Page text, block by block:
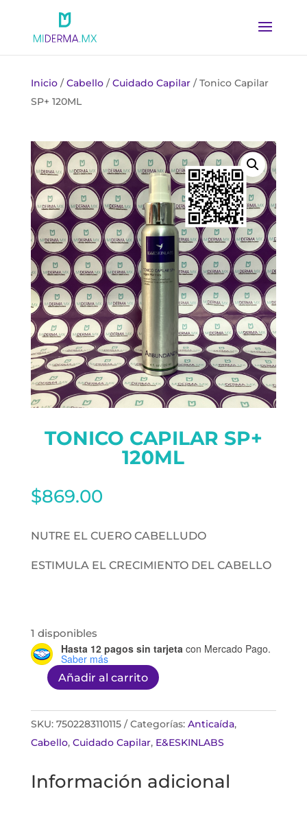
Inicio/Cabello/Cuidado Capilar/ Tonico Capilar
SP+ 120ML
TONICO CAPILAR SP+
120ML
$869.00
NUTRE EL CUERO CABELLUDO
ESTIMULA EL CRECIMIENTO DEL CABELLO
1 disponibles
Hasta 12 pagos sin tarjeta con Mercado Pago.
Saber más
Tonico
SP+
120ML
Añadir al carrito
SKU: 7502283110115 Categorías: Anticaída,
Cabello, Cuidado Capilar, E&ESKINLABS
Información adicional